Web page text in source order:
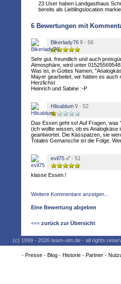
23 User haben Landgasthaus
bereits als Lieblingslocation
6 Bewertungen mit
Bikerlady76 - 56
Sehr gut, freundlich und auch
Atmosphäre, wird unter
Was ist, in Gottes Namen,
Mayer gearbeitet, wir hätten es auch
Herzlichst
Heinrich und Sabine :-P
Hlisablum - 52
Das Essen geht so! Auf Fragen, was
(ich wollte wissen, ob es Analogkäse
geantwortet. Die Kässpatzen, sie
Totales Gemansche ist die Folge.
evil75 - 51
klasse Essen.!
Weitere Kommentare anzeigen...
Eine Bewertung abgeben
<<< zurück zur Übersicht
(c) 1999 - 2026 team-ulm.de - all rights
- Presse- Blog- Historie- Partner-